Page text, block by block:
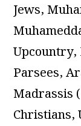
Jews,
Parsees,
Madrassis
Christians,